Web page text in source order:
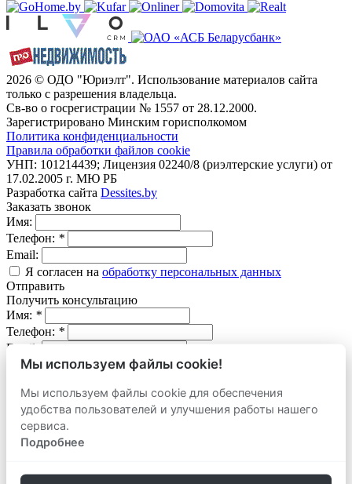
2026 © ОДО "Юриэлт". Использование материалов сайта
только с разрешения владельца.
Св-во о госрегистрации № 1557 от 28.12.2000.
Зарегистрировано Минским горисполкомом
Политика конфиденциальности
Правила обработки файлов cookie
УНП: 101214439; Лицензия 02240/8 (риэлтерские услуги) от
17.02.2005 г. МЮ РБ
Разработка сайта Dessites.by
Заказать звонок
Имя:
Телефон: *
Email:
Я согласен на обработку персональных данных
Отправить
Получить консультацию
Имя: *
Телефон: *
Email:
Я согласен наобработку персональных данных
Отправить
Оставить заявку
продать
Вид объекта:
Мы используем файлы cookie!
Мы используем файлы cookie для обеспечения
удобства пользователей и улучшения работы нашего
сервиса.
Подробнее